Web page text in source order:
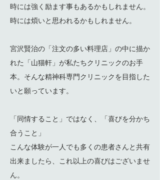
時には強く励ます事もあるかもしれません。
時には煩いと思われるかもしれません。
宮沢賢治の「注文の多い料理店」の中に描か
れた「山猫軒」が私たちクリニックのお手
本。そんな精神科専門クリニックを目指した
いと願っています。
「同情すること」ではなく、「喜びを分かち
合うこと」
こんな体験が一人でも多くの患者さんと共有
出来ましたら、これ以上の喜びはございませ
ん。